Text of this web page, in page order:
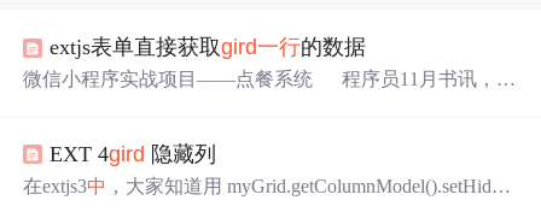
extjs表单直接获取gird一行的数据
微信小程序实战项目——点餐系统 程序员11月书讯，评
14:27 790人阅读 评论(0) 收藏 举报 本文章已收录于： 分
类： Ex
EXT 4gird 隐藏列
在extjs3中 ，大家知道用 myGrid.getColumnModel().setHidde